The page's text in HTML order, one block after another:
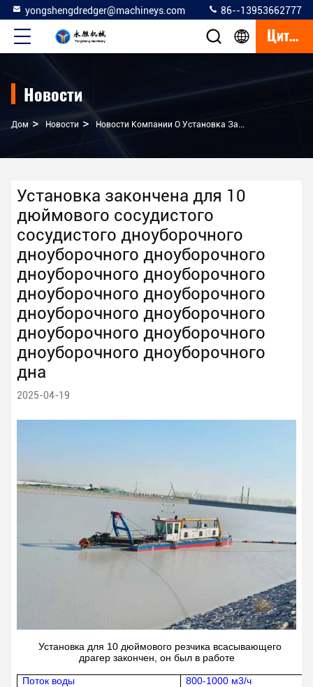
yongshengdredger@machineys.com 86--13953662777
Цитата
Новости
Дом > Новости > Новости Компании О Установка Закончена Для 10 Дюймового Сосудистого Сосудистого Дноуборочного Дноуборочного Дноуборочного Дноуборочного Дноуборочного Дноуборочного Дноуборочного Дноуборочного Дноуборочного Дноуборочного Дноуборочного Дноуборочного Дноуборочного Дна
Установка закончена для 10
дюймового сосудистого
сосудистого дноуборочного
дноуборочного дноуборочного
дноуборочного дноуборочного
дноуборочного дноуборочного
дноуборочного дноуборочного
дноуборочного дноуборочного
дноуборочного дноуборочного
дна
2025-04-19
Установка для 10 дюймового резчика всасывающего
драгер закончен, он был в работе
Поток воды 800-1000 м3/ч